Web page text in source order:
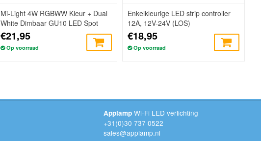
Mi-Light 4W RGBWW Kleur + Dual
White Dimbaar GU10 LED Spot
220V
€21,95
Op voorraad
Enkelkleurige LED strip controller
12A, 12V-24V (LOS)
€18,95
Op voorraad
Applamp Wi-Fi LED verlichting
+31(0)30 737 0522
sales@applamp.nl